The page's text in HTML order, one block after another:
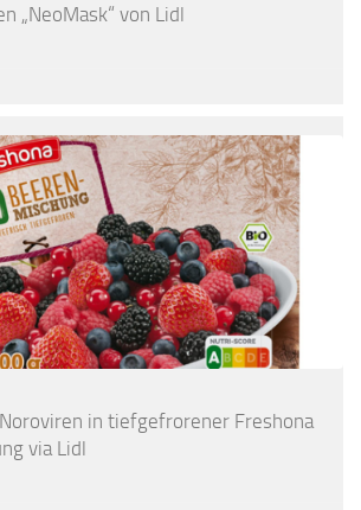
„NeoMask“ von Lidl
Noroviren in tiefgefrorener Freshona
via Lidl